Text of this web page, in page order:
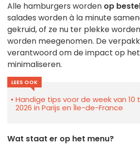
Alle hamburgers worden op
salades worden à la minute
gekruid, of ze nu ter plekke
worden meegenomen. De
verantwoord om de impact op
minimaliseren.
LEES OOK
Handige tips voor de week van 10
2026 in Parijs en Île-de-France
Wat staat er op het menu?